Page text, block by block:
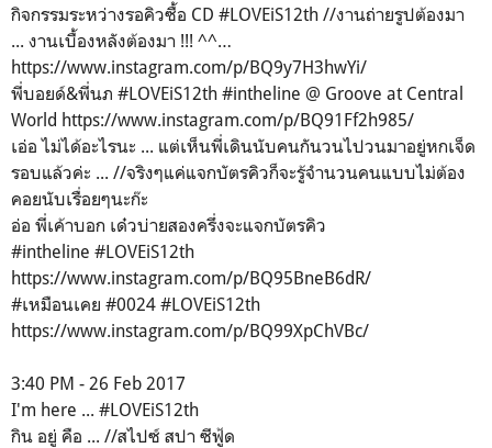
กิจกรรมระหว่างรอคิวซื้อ CD #LOVEiS12th //งานถ่ายรูปต้องมา
... งานเบื้องหลังต้องมา !!! ^^…
https://www.instagram.com/p/BQ9y7H3hwYi/
พี่บอยด์&พี่นภ #LOVEiS12th #intheline @ Groove at Central
World https://www.instagram.com/p/BQ91Ff2h985/
เอ่อ ไม่ได้อะไรนะ ... แต่เห็นพี่เดินนับคนกันวนไปวนมาอยู่หกเจ็ด
รอบแล้วค่ะ ... //จริงๆแค่แจกบัตรคิวก็จะรู้จำนวนคนแบบไม่ต้อง
คอยนับเรื่อยๆนะก๊ะ
อ่อ พี่เค้าบอก เด๋วบ่ายสองครึ่งจะแจกบัตรคิว
#intheline #LOVEiS12th
https://www.instagram.com/p/BQ95BneB6dR/
#เหมือนเคย #0024 #LOVEiS12th
https://www.instagram.com/p/BQ99XpChVBc/
3:40 PM - 26 Feb 2017
I'm here ... #LOVEiS12th
กิน อยู่ คือ ... //สไปซ์ สปา ซีฟู้ด